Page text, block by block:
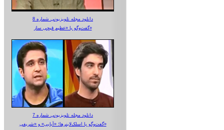
دانلود مجله تلویزیونی شماره 8
گفت‌وگو با «عظیم قیچی ساز»
دانلود مجله تلویزیونی شماره 7
گفت‌وگو با اسلک‌لاینرها؛ «آبایی» و «شریفی»